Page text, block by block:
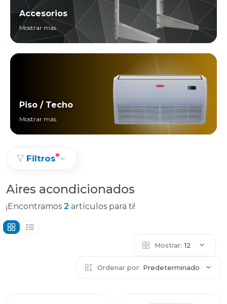
Accesorios
Mostrar más
Piso / Techo
Mostrar más
Filtros
Aires acondicionados
¡Encontramos 2 artículos para ti!
Mostrar: 12
Ordenar por: Predeterminado